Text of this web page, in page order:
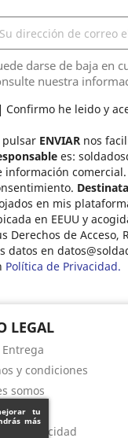
tu
más
darse de baja en
nuestra
Confirmo he leido y
pulsar ENVIARnos
es:
información
en mis
en EEUU y
Derechos de
datos en
Política de Privacidad.
LEGAL
y condiciones
somos
pago
de privacidad